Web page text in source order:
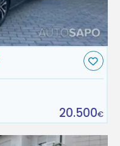
20.500€